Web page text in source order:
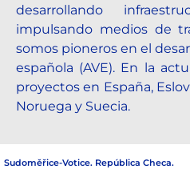
desarrollando
impulsando medios de
somos pioneros en el
española (AVE). En la
proyectos en España,
Noruega y Suecia.
Sudoměřice-Votice. República Checa.